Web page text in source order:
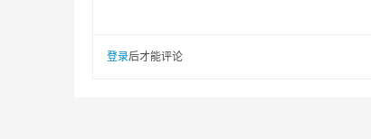
登录后才能评论